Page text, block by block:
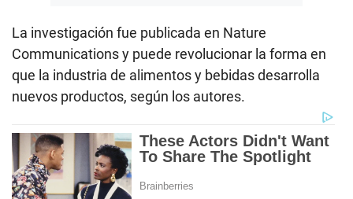
La investigación fue publicada en Nature
Communications y puede revolucionar la forma en
que la industria de alimentos y bebidas desarrolla
nuevos productos, según los autores.